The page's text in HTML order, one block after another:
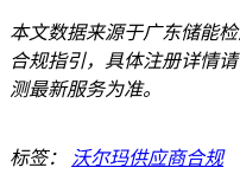
本文数据来源于广东储能
合规指引，具体注册详情
测最新服务为准。
标签： 沃尔玛供应商合规